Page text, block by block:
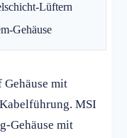
Lüftern
Gehäuse
Gehäuse mit
MSI
Gehäuse mit